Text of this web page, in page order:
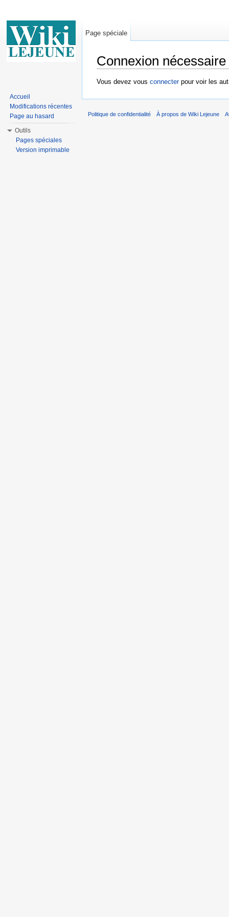
Connexion nécessaire
Vous devez vous connecterpour voir les
Page spéciale
Accueil
Modifications récentes
Page au hasard
Outils
Pages spéciales
Version imprimable
Politique de confidentialité À propos de Wiki Lejeune